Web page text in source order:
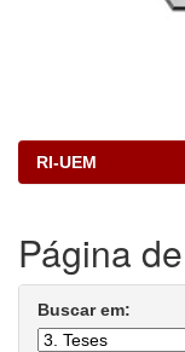
RI-UEM
Página
Buscar em: